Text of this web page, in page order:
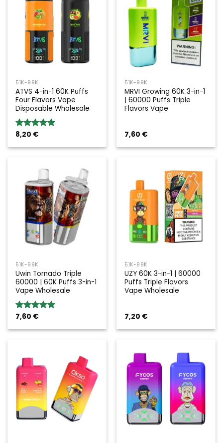
51K-99K
ATVS 4-in-1 60K Puffs
Four Flavors Vape
Disposable Wholesale
Rated5.00
8,20 €
51K-99K
MRVI Growing 60K 3-in-1
| 60000 Puffs Triple
Flavors Vape
7,60 €
51K-99K
Uwin Tornado Triple
60000 | 60K Puffs 3-in-1
Vape Wholesale
Rated5.00
7,60 €
51K-99K
UZY 60K 3-in-1 | 60000
Puffs Triple Flavors
Vape Wholesale
7,20 €